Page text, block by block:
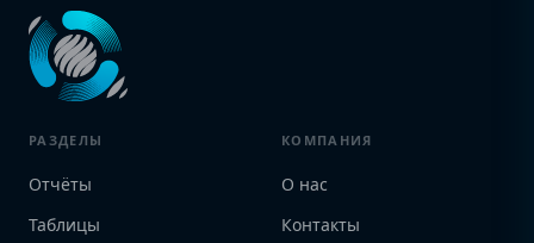
РАЗДЕЛЫ
Отчёты
Таблицы
КОМПАНИЯ
О нас
Контакты